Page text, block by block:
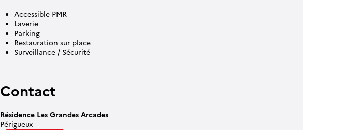
Accessible PMR
Laverie
Parking
Restauration sur place
Surveillance / Sécurité
Contact
Résidence Les Grandes Arcades
Périgueux